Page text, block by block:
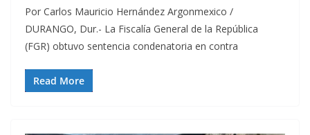
Por Carlos Mauricio Hernández Argonmexico /
DURANGO, Dur.- La Fiscalía General de la República
(FGR) obtuvo sentencia condenatoria en contra
Read More